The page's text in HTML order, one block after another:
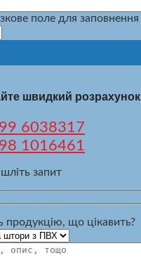
поле для заповнення
швидкий розрахунок
6038317
1016461
запит
продукцію, що цікавить?